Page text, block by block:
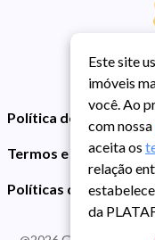
Política de Privacidade
Termos e Condições
Políticas de Cookies
Este site
imóveis
você. Ao
com nossa
aceita os
relação
da